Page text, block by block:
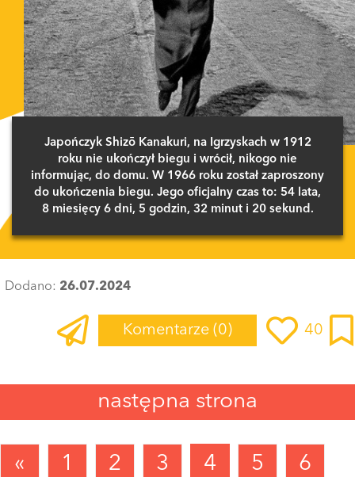
Japończyk Shizō Kanakuri, na Igrzyskach w 1912
roku nie ukończył biegu i wrócił, nikogo nie
informując, do domu. W 1966 roku został zaproszony
do ukończenia biegu. Jego oficjalny czas to: 54 lata,
8 miesięcy 6 dni, 5 godzin, 32 minut i 20 sekund.
Dodano: 26.07.2024
Komentarze (0) 40
następna strona
« 1 2 3 4 5
6